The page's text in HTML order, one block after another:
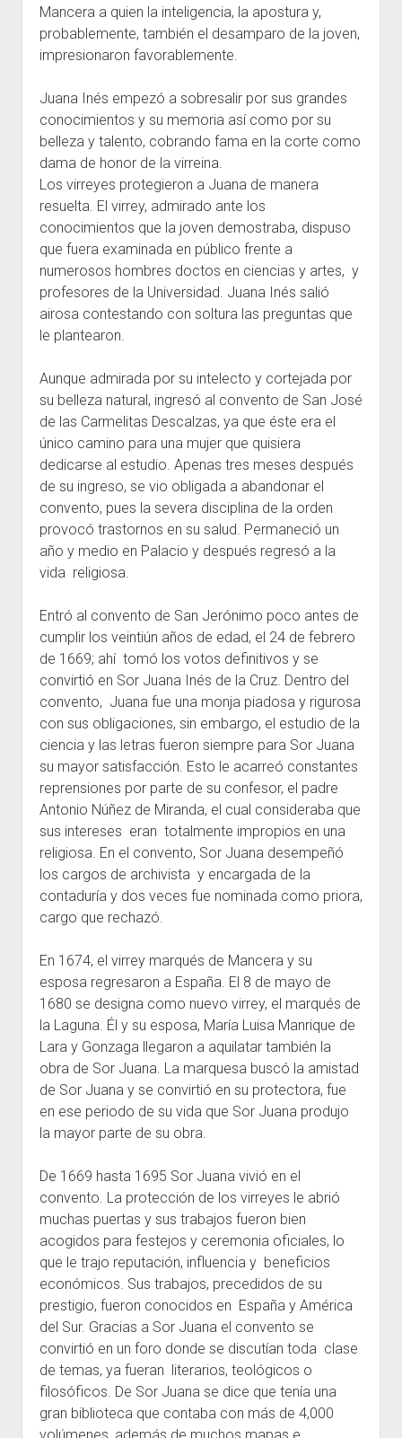
Mancera a quien la inteligencia, la apostura y,
probablemente, también el desamparo de la joven,
impresionaron favorablemente.
Juana Inés empezó a sobresalir por sus grandes
conocimientos y su memoria así como por su
belleza y talento, cobrando fama en la corte como
dama de honor de la virreina.
Los virreyes protegieron a Juana de manera
resuelta. El virrey, admirado ante los
conocimientos que la joven demostraba, dispuso
que fuera examinada en público frente a
numerosos hombres doctos en ciencias y artes, y
profesores de la Universidad. Juana Inés salió
airosa contestando con soltura las preguntas que
le plantearon.
Aunque admirada por su intelecto y cortejada por
su belleza natural, ingresó al convento de San José
de las Carmelitas Descalzas, ya que éste era el
único camino para una mujer que quisiera
dedicarse al estudio. Apenas tres meses después
de su ingreso, se vio obligada a abandonar el
convento, pues la severa disciplina de la orden
provocó trastornos en su salud. Permaneció un
año y medio en Palacio y después regresó a la
vida religiosa.
Entró al convento de San Jerónimo poco antes de
cumplir los veintiún años de edad, el 24 de febrero
de 1669; ahí tomó los votos definitivos y se
convirtió en Sor Juana Inés de la Cruz. Dentro del
convento, Juana fue una monja piadosa y rigurosa
con sus obligaciones, sin embargo, el estudio de la
ciencia y las letras fueron siempre para Sor Juana
su mayor satisfacción. Esto le acarreó constantes
reprensiones por parte de su confesor, el padre
Antonio Núñez de Miranda, el cual consideraba que
sus intereses eran totalmente impropios en una
religiosa. En el convento, Sor Juana desempeñó
los cargos de archivista y encargada de la
contaduría y dos veces fue nominada como priora,
cargo que rechazó.
En 1674, el virrey marqués de Mancera y su
esposa regresaron a España. El 8 de mayo de
1680 se designa como nuevo virrey, el marqués de
la Laguna. Él y su esposa, María Luisa Manrique de
Lara y Gonzaga llegaron a aquilatar también la
obra de Sor Juana. La marquesa buscó la amistad
de Sor Juana y se convirtió en su protectora, fue
en ese periodo de su vida que Sor Juana produjo
la mayor parte de su obra.
De 1669 hasta 1695 Sor Juana vivió en el
convento. La protección de los virreyes le abrió
muchas puertas y sus trabajos fueron bien
acogidos para festejos y ceremonia oficiales, lo
que le trajo reputación, influencia y beneficios
económicos. Sus trabajos, precedidos de su
prestigio, fueron conocidos en España y América
del Sur. Gracias a Sor Juana el convento se
convirtió en un foro donde se discutían toda clase
de temas, ya fueran literarios, teológicos o
filosóficos. De Sor Juana se dice que tenía una
gran biblioteca que contaba con más de 4,000
volúmenes, además de muchos mapas e